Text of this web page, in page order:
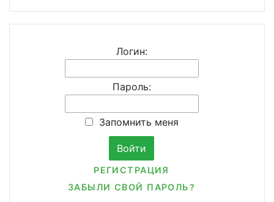
Логин:
Пароль:
Запомнить меня
РЕГИСТРАЦИЯ
ЗАБЫЛИ СВОЙ ПАРОЛЬ?